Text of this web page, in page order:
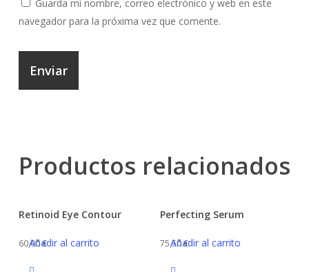
Guarda mi nombre, correo electrónico y web en este
navegador para la próxima vez que comente.
Productos relacionados
Añadir al carrito
Retinoid Eye Contour
60,00€ Añadir al carrito
Perfecting Serum
75,50€